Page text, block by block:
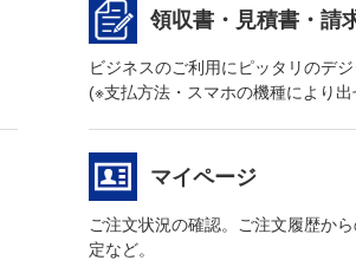
領収書・見積書・請
ビジネスのご利用にピッタリのデ
(※支払方法・スマホの機種により
マイページ
ご注文状況の確認。ご注文履歴か
定など。